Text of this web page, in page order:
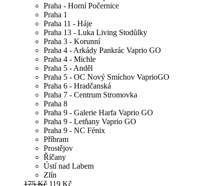
Praha - Horní Počernice
Praha 1
Praha 11 - Háje
Praha 13 - Luka Living Stodůlky
Praha 3 - Korunní
Praha 4 - Arkády Pankrác Vaprio GO
Praha 4 - Michle
Praha 5 - Anděl
Praha 5 - OC Nový Smíchov VaprioGO
Praha 6 - Hradčanská
Praha 7 - Centrum Stromovka
Praha 8
Praha 9 - Galerie Harfa Vaprio GO
Praha 9 - Letňany Vaprio GO
Praha 9 - NC Fénix
Příbram
Prostějov
Říčany
Ústí nad Labem
Zlín
175 Kč 119 Kč